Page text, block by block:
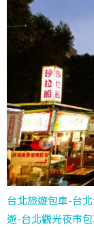
台北旅遊包車-台
遊-台北觀光夜市